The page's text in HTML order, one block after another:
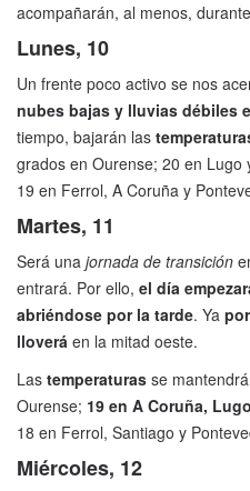
acompañarán, al menos,
Lunes, 10
Un frente poco activo se nos
nubes bajas y lluvias débiles
tiempo, bajarán las
grados en Ourense; 20 en Lugo
19 en Ferrol, A Coruña y
Martes, 11
Será una jornada de transición
entrará. Por ello, el día
abriéndose por la tarde. Ya
lloverá en la mitad oeste.
Las temperaturas se
Ourense; 19 en A Coruña,
18 en Ferrol, Santiago y
Miércoles, 12